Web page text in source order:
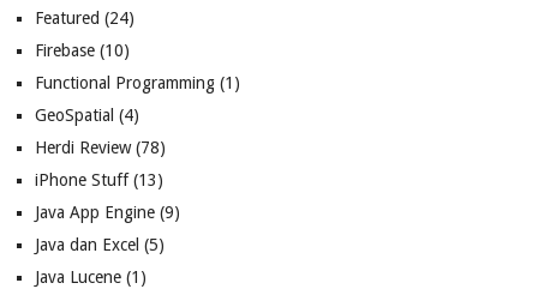
Featured (24)
Firebase(10)
Functional Programming(1)
GeoSpatial (4)
Herdi Review(78)
iPhone Stuff(13)
Java App Engine(9)
Java dan Excel (5)
Java Lucene(1)